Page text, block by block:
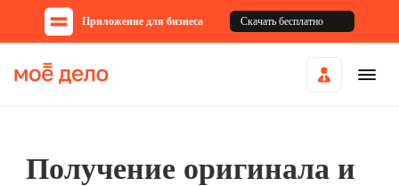
Приложение для бизнеса Скачать бесплатно
Получение оригинала и